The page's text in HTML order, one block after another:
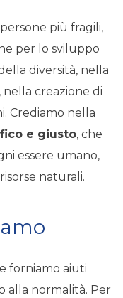
più fragili,
per lo sviluppo
diversità, nella
creazione di
Crediamo nella
e giusto, che
essere umano,
naturali.
forniamo aiuti
alla normalità. Per